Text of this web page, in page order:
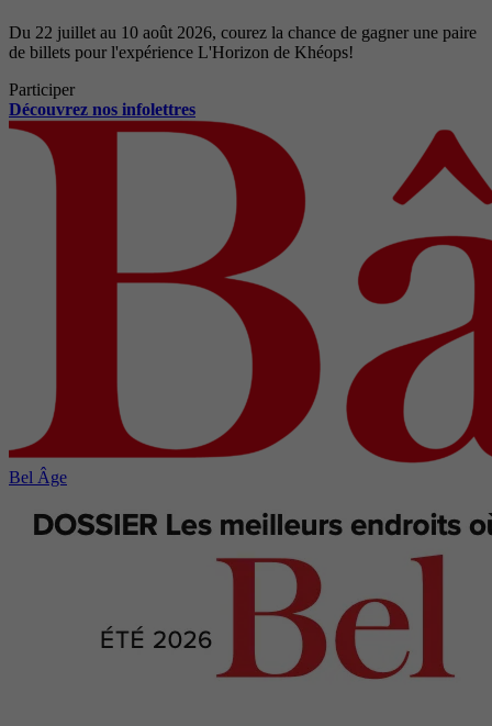
Du 22 juillet au 10 août 2026, courez la chance de gagner une paire
de billets pour l'expérience L'Horizon de Khéops!
Participer
Découvrez nos infolettres
Bel Âge